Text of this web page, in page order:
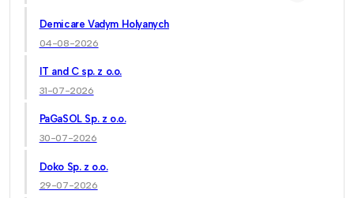
Demicare Vadym Holyanych
04-08-2026
IT and C sp. z o.o.
31-07-2026
PaGaSOL Sp. z o.o.
30-07-2026
Doko Sp. z o.o.
29-07-2026